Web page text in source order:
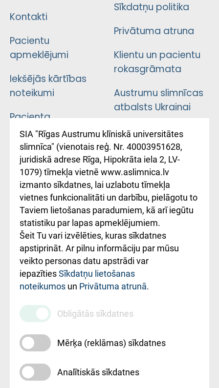
Kontakti
Pacientu
apmeklējumi
Iekšējās kārtības
noteikumi
Pacienta
atsauksmju/sūdzību
iesniegšanas
kārtība
Kā pie mums nokļūt
Rēķinu apmaksas
ceļvedis
Rekvizīti un
ārstniecības
iestādes kods
010000234
Maksas
pakalpojumu
cenrādis
Sīkdatņu politika
Privātuma atruna
Klientu un pacientu
rokasgrāmata
Austrumu slimnīcas
atbalsts Ukrainai
Підтримка Східної
лікарні та співпраця з
Україною
SIA "Rīgas Austrumu klīniskā universitātes
slimnīca" (vienotais reģ. Nr. 40003951628,
juridiskā adrese Rīga, Hipokrāta iela 2, LV-
1079) tīmekļa vietnē www.aslimnica.lv
izmanto sīkdatnes, lai uzlabotu tīmekļa
vietnes funkcionalitāti un darbību, pielāgotu to
Taviem lietošanas paradumiem, kā arī iegūtu
statistiku par lapas apmeklējumiem.
Šeit Tu vari izvēlēties, kuras sīkdatnes
apstiprināt. Ar pilnu informāciju par mūsu
veikto personas datu apstrādi var
iepazītiesSīkdatņu lietošanas
noteikumos un Privātuma atrunā.
Obligātās sīkdatnes
Mērķa (reklāmas) sīkdatnes
Analītiskās sīkdatnes